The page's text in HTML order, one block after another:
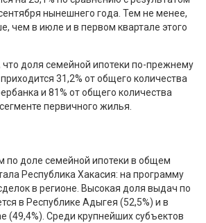
нынешнего года. Тем не менее,
чем в июле и в первом квартале этого
доля семейной ипотеки по-прежнему
31,2% от общего количества
и 81% от общего количества
первичного жилья.
по доле семейной ипотеки в общем
Республика Хакасия: на программу
в регионе. Высокая доля выдач по
в Республике Адыгея (52,5%) и в
(49,4%). Среди крупнейших субъектов